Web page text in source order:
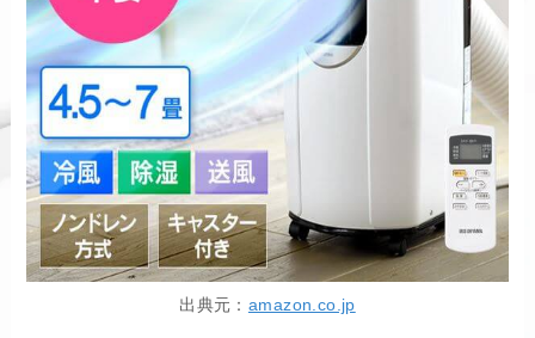
出典元： amazon.co.jp